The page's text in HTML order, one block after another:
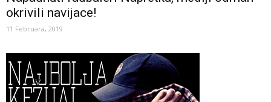
okrivili navijace!
11 Februara, 2019